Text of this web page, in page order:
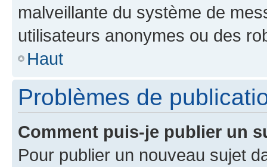
malveillante du système de
utilisateurs anonymes ou des
Haut
Problèmes de
Comment puis-je publier un
Pour publier un nouveau sujet